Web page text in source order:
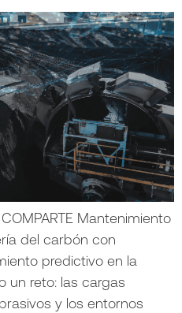
Mantenimiento
del carbón con
predictivo en la
un reto: las cargas
y los entornos